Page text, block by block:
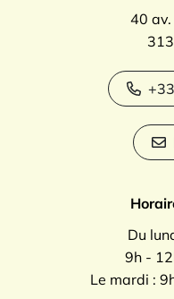
40
Du
9h -
Le mardi :